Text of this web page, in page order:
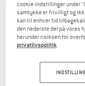
EARTHBOUND
Leshy Black
Sneaker
cookie-indstillinger under
samtykke er frivilligt og
kan til enhver tid
den nederste del på vores
herunder risikoen for
privatlivspolitik.